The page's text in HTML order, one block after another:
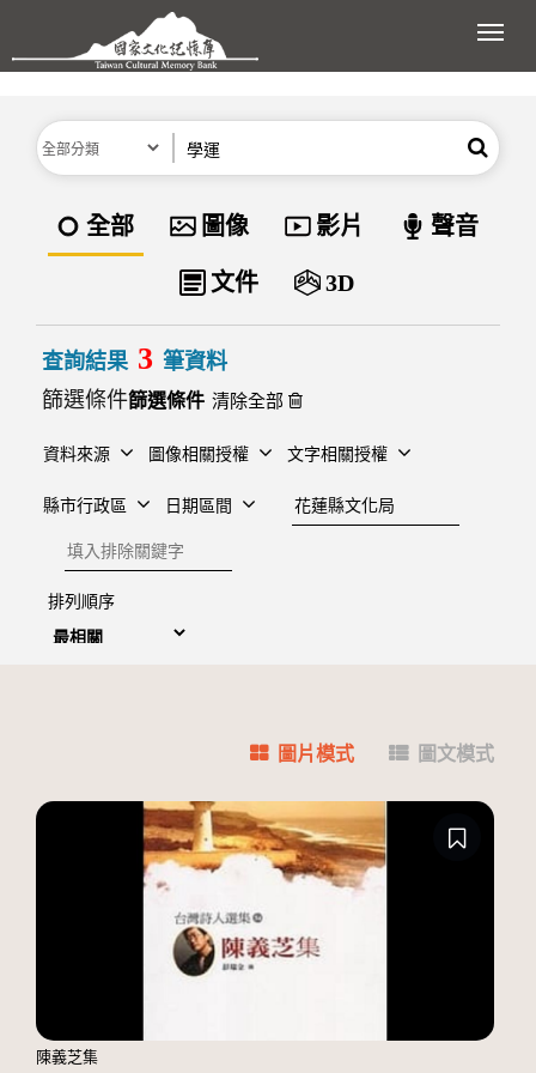
跳到主要內容區塊
展
分類 搜尋
資料類型
全部 圖像 影片 聲音
文件 3D
查詢結果 3 筆資料
篩選條件
清除全部
資料來源 圖像相關授權 文字相關授權
縣市行政區 日期區間
建檔單位
排除關鍵字
排列順序
圖片模式 圖文模式
陳義芝集